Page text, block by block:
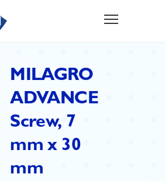
MILAGRO
ADVANCE
Screw, 7
mm x 30
mm